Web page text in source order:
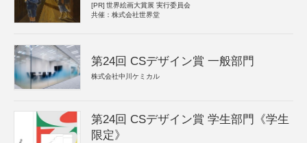
[PR] 世界絵画大賞展 実行委員会
共催：株式会社世界堂
第24回 CSデザイン賞 一般部門
株式会社中川ケミカル
第24回 CSデザイン賞 学生部門《学生
限定》